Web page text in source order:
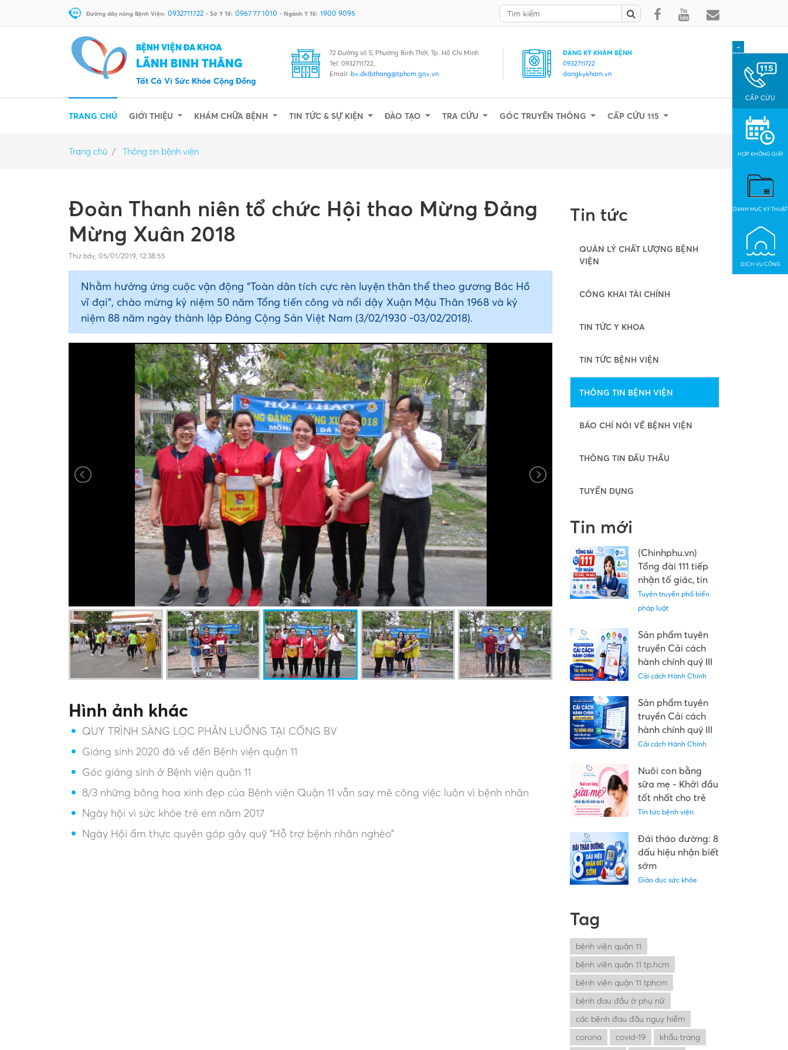
Đường dây nóng Bệnh Viện: 0932711722 - Sở Y Tế: 0967 77 1010 - Ngành Y Tế: 1900 9095
BỆNH VIỆN ĐA KHOA
LÃNH BINH THĂNG
Tất Cả Vì Sức Khỏe Cộng Đồng
72 Đường số 5, Phường Bình Thới, Tp. Hồ Chí Minh
Tel: 0932711722,
Email: bv.dklbthang@tphcm.gov.vn
ĐĂNG KÝ KHÁM BỆNH
0932711722
dangkykham.vn
TRANG CHỦ (CURRENT)
GIỚI THIỆU KHÁM CHỮA BỆNH TIN TỨC & SỰ KIỆN ĐÀO TẠO TRA CỨU GÓC TRUYỀN THÔNG CẤP CỨU 115
Trang chủ Thông tin bệnh viện
Đoàn Thanh niên tổ chức Hội thao Mừng Đảng
Mừng Xuân 2018
Thứ bảy, 05/01/2019, 12:38:55
Nhằm hưởng ứng cuộc vận động “Toàn dân tích cực rèn luyện thân thể theo gương Bác Hồ
vĩ đại”, chào mừng kỷ niệm 50 năm Tổng tiến công và nổi dậy Xuận Mậu Thân 1968 và kỷ
niệm 88 năm ngày thành lập Đảng Cộng Sản Việt Nam (3/02/1930 -03/02/2018).
Hình ảnh khác
QUY TRÌNH SÀNG LỌC PHÂN LUỒNG TẠI CỔNG BV
Giáng sinh 2020 đã về đến Bệnh viện quận 11
Góc giáng sinh ở Bệnh viện quận 11
8/3 những bông hoa xinh đẹp của Bệnh viện Quận 11 vẫn say mê công việc luôn vì bệnh nhân
Ngày hội vì sức khỏe trẻ em năm 2017
Ngày Hội ẩm thực quyên góp gây quỹ “Hỗ trợ bệnh nhân nghèo”
Tin tức
QUẢN LÝ CHẤT LƯỢNG BỆNH
VIỆN
CÔNG KHAI TÀI CHÍNH
TIN TỨC Y KHOA
TIN TỨC BỆNH VIỆN
THÔNG TIN BỆNH VIỆN
BÁO CHÍ NÓI VỀ BỆNH VIỆN
THÔNG TIN ĐẤU THẦU
TUYỂN DỤNG
Tin mới
(Chinhphu.vn)
Tổng đài 111 tiếp
nhận tố giác, tin
báo về hành vi
mua bán người
Tuyên truyền phổ biến
pháp luật
Sản phẩm tuyên
truyền Cải cách
hành chính quý III
năm 2026: "Cảnh
thường gặp của
thuốc trên đơn
thuốc ngoại trú"
Cải cách Hành Chính
Sản phẩm tuyên
truyền Cải cách
hành chính quý III
năm 2026: “Phần
nhập liệu kết quả
cận lâm sàng trên
Medinet”
Cải cách Hành Chính
Nuôi con bằng
sữa mẹ - Khởi đầu
tốt nhất cho trẻ
Tin tức bệnh viện
Đái tháo đường: 8
dấu hiệu nhận biết
sớm
Giáo dục sức khỏe
Tag
bệnh viện quận 11
bệnh viện quận 11 tp.hcm
bệnh viện quận 11 tphcm
bệnh đau đầu ở phụ nữ
các bệnh đau đầu nguy hiểm
corona
covid-19 khẩu trang
-
CẤP CỨU
HỌP KHÔNG GIẤY
DANH MỤC KỶ THUẬT
DỊCH VỤ CÔNG